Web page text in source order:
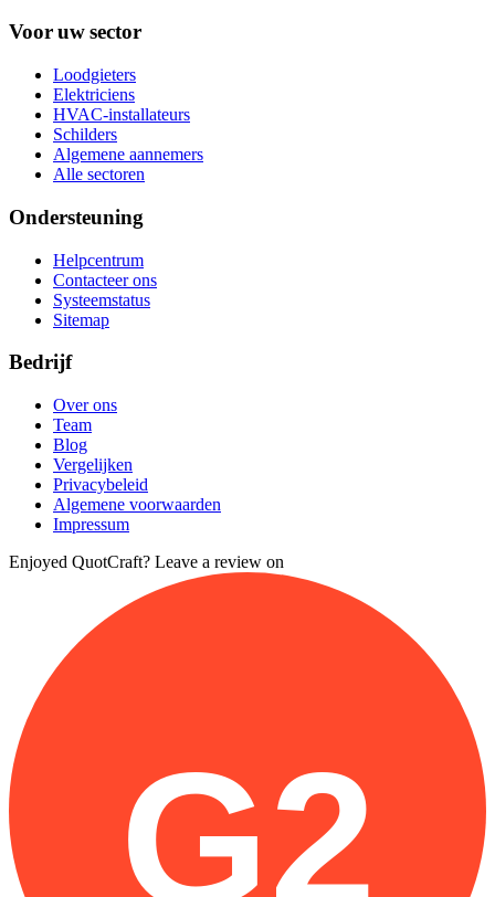
Voor uw sector
Loodgieters
Elektriciens
HVAC-installateurs
Schilders
Algemene aannemers
Alle sectoren
Ondersteuning
Helpcentrum
Contacteer ons
Systeemstatus
Sitemap
Bedrijf
Over ons
Team
Blog
Vergelijken
Privacybeleid
Algemene voorwaarden
Impressum
Enjoyed QuotCraft? Leave a review on
G2